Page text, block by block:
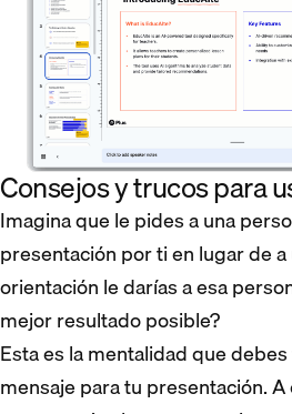
Consejos y trucos para
Imagina que le pides a una
presentación por ti en lugar de
orientación le darías a esa
mejor resultado posible?
Esta es la mentalidad que
mensaje para tu presentación.